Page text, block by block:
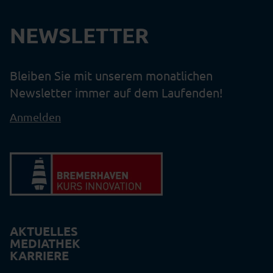
NEWSLETTER
Bleiben Sie mit unserem monatlichen
Newsletter immer auf dem Laufenden!
Anmelden
AKTUELLES
MEDIATHEK
KARRIERE